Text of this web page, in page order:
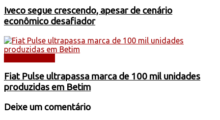
Iveco segue crescendo, apesar de cenário
econômico desafiador
Fiat Pulse ultrapassa marca de 100 mil unidades
produzidas em Betim
Deixe um comentário